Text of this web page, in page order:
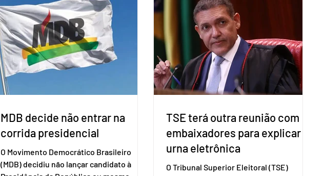
votar mesmo sem ter realizado esse
cadastro. Neste caso, será exigido o
documento de identificação para acesso
à urna eletrônica. Se a urna eletrônica
não reconh
dados do Instituto Brasileiro de
Geografia e Estatística (IBGE). O estudo
do Sebrae mostra que, no quarto
trimestre de 2025, os empreendedores
60+ formalizados atingiram o maior
rendime
MDB decide não entrar na
corrida presidencial
O Movimento Democrático Brasileiro
(MDB) decidiu não lançar candidato à
TSE terá outra reunião com
embaixadores para explicar
urna eletrônica
O Tribunal Superior Eleitoral (TSE)